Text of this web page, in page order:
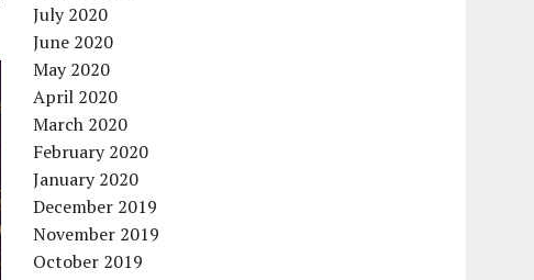
July 2020
June 2020
May 2020
April 2020
March 2020
February 2020
January 2020
December 2019
November 2019
October 2019